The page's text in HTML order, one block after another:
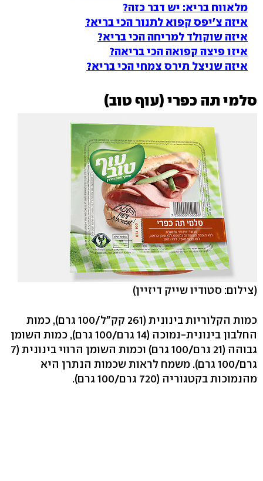
מלאווח בריא: יש דבר כזה?
איזה צ'יפס קפוא לתנור הכי בריא?
איזה שוקולד למריחה הכי בריא?
איזו פיצה קפואה הכי בריאה?
איזה שניצל תירס צמחי הכי בריא?
סלמי תה כפרי (עוף טוב)
(צילום: סטודיו שייק דיזיין)
כמות הקלוריות בינונית (261 קק"ל/100 גרם), כמות
החלבון בינונית-נמוכה (14 גרם/100 גרם), כמות השומן
גבוהה (21 גרם/100 גרם) וכמות השומן הרווי בינונית (7
גרם/100 גרם). משמח לראות שכמות הנתרן היא
מהנמוכות בקטגוריה (720 גרם/100 גרם).